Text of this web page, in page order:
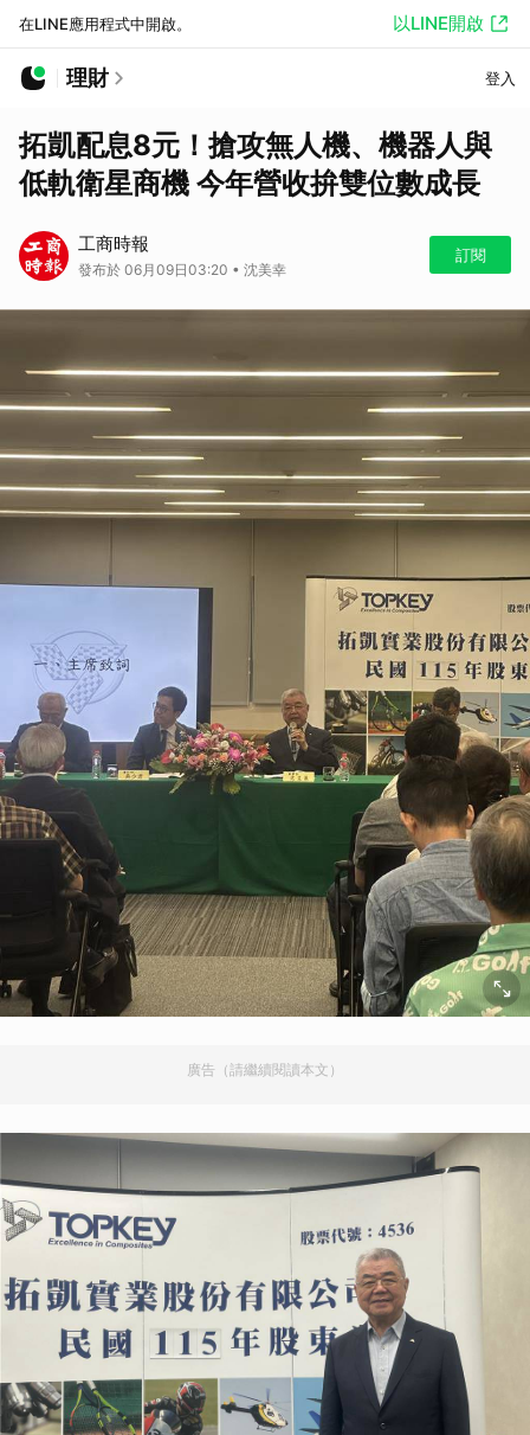
在LINE應用程式中開啟。 以LINE開啟
理財 登入
拓凱配息8元！搶攻無人機、機器人與
低軌衛星商機 今年營收拚雙位數成長
工商時報
發布於 06月09日03:20 • 沈美幸
訂閱
廣告（請繼續閱讀本文）